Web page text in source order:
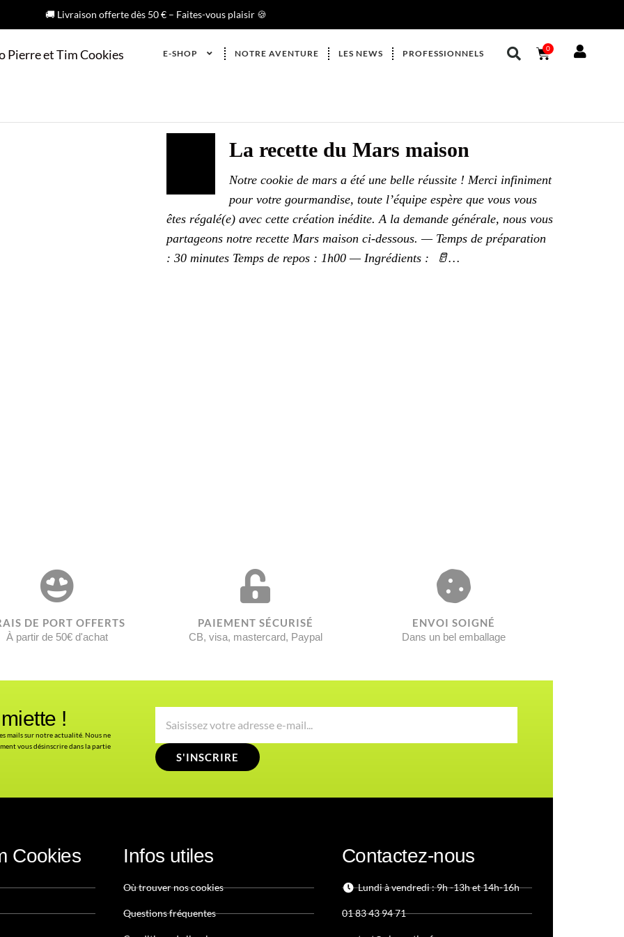
🚚 Livraison offerte dès 50 € – Faites-vous plaisir 🍪
E-SHOP NOTRE AVENTURE LES NEWS PROFESSIONNELS 0
La recette du Mars maison
Notre cookie de mars a été une belle réussite ! Merci infiniment
pour votre gourmandise, toute l’équipe espère que vous vous
êtes régalé(e) avec cette création inédite. A la demande générale, nous vous
partageons notre recette Mars maison ci-dessous. — Temps de préparation
: 30 minutes Temps de repos : 1h00 — Ingrédients : 🥛…
DE PORT OFFERTS
À partir de 50€ d'achat
PAIEMENT SÉCURISÉ
CB, visa, mastercard, Paypal
ENVOI SOIGNÉ​
Dans un bel emballage
!
mails sur notre actualité. Nous ne
vous désinscrire dans la partie
S'INSCRIRE
Cookies Infos utiles
Où trouver nos cookies
Questions fréquentes
Contactez-nous
Lundi à vendredi : 9h -13h et 14h-16h
01 83 43 94 71